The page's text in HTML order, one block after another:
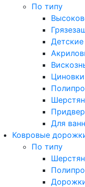
По типу
Детские
Циновки
Для
Ковровые
По типу